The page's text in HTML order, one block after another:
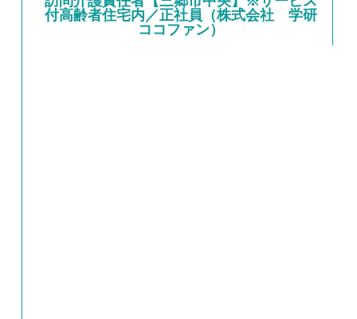
付高齢者住宅内／正社員（株式会社 学研
ココファン）